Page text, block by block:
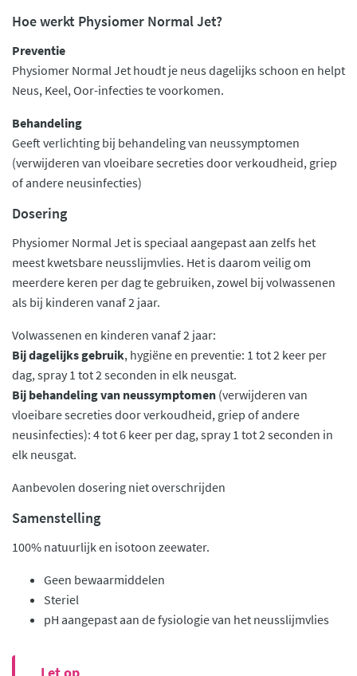
Hoe werkt Physiomer Normal Jet?
Preventie
Physiomer Normal Jet houdt je neus dagelijks schoon en helpt
Neus, Keel, Oor-infecties te voorkomen.
Behandeling
Geeft verlichting bij behandeling van neussymptomen
(verwijderen van vloeibare secreties door verkoudheid, griep
of andere neusinfecties)
Dosering
Physiomer Normal Jet is speciaal aangepast aan zelfs het
meest kwetsbare neusslijmvlies. Het is daarom veilig om
meerdere keren per dag te gebruiken, zowel bij volwassenen
als bij kinderen vanaf 2 jaar.
Volwassenen en kinderen vanaf 2 jaar:
Bij dagelijks gebruik, hygiëne en preventie: 1 tot 2 keer per
dag, spray 1 tot 2 seconden in elk neusgat.
Bij behandeling van neussymptomen (verwijderen van
vloeibare secreties door verkoudheid, griep of andere
neusinfecties): 4 tot 6 keer per dag, spray 1 tot 2 seconden in
elk neusgat.
Aanbevolen dosering niet overschrijden
Samenstelling
100% natuurlijk en isotoon zeewater.
Geen bewaarmiddelen
Steriel
pH aangepast aan de fysiologie van het neusslijmvlies